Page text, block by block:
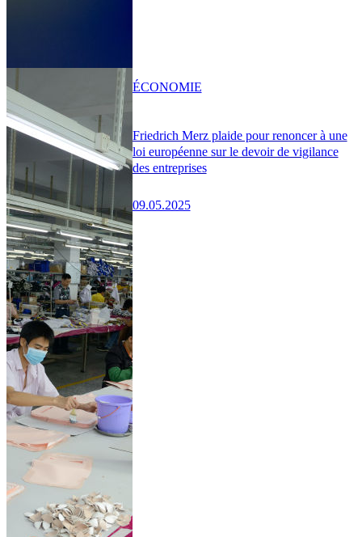
Friedrich Merz plaide pour renoncer à une
loi européenne sur le devoir de vigilance
des entreprises
09.05.2025
ÉCONOMIE